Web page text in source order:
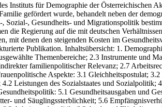
Instituts für Demographie der Österreichischen
gefördert wurde, behandelt neben der
, Gesundheits- und Migrationspolitik
die Regierung auf die mit deutschen
denen den steigenden Kosten im
Publikation. Inhaltsübersicht: 1.
Themenbereiche; 2.3 Instrumente und
familienpolitischer Relevanz; 2.7
Aspekte: 3.1 Gleichheitspostulat;
Leistungen des Sozialstaates und
5.1 Gesundheitsausgaben und
und Säuglingssterblichkeit; 5.6